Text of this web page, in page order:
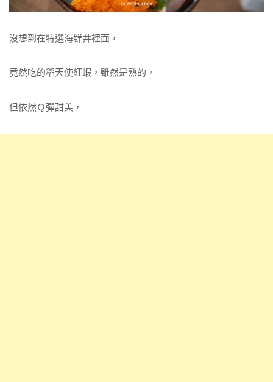
沒想到在特選海鮮井裡面，
竟然吃的稻天使紅蝦，雖然是熟的，
但依然Ｑ彈甜美，